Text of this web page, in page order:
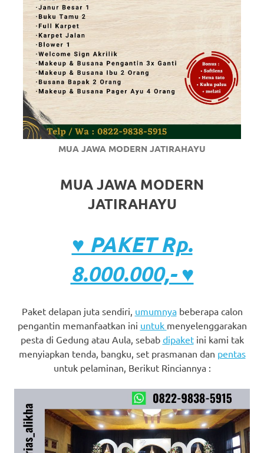
MUA JAWA MODERN JATIRAHAYU
MUA JAWA MODERN
JATIRAHAYU
♥ PAKET Rp.
8.000.000,- ♥
Paket delapan juta sendiri, umumnyabeberapa calon
pengantin memanfaatkan ini untuk menyelenggarakan
pesta di Gedung atau Aula, sebab dipaketini kami tak
menyiapkan tenda, bangku, set prasmanan dan pentas
untuk pelaminan, Berikut Rinciannya :